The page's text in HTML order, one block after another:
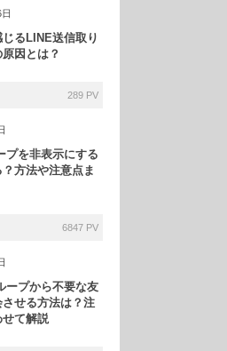
じるLINE送信取り
因とは？
289 PV
プを非表示にする
方法や注意点ま
6847 PV
ープから不要な友
せる方法は？注
て解説